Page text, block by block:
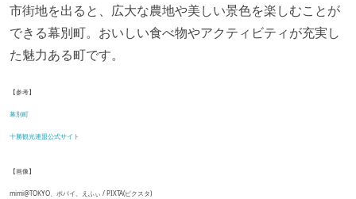
市街地を出ると、広大な農地や美しい景色を楽しむことが
できる幕別町。おいしい食べ物やアクティビティが充実し
た魅力ある町です。
【参考】
幕別町
十勝観光連盟公式サイト
【画像】
mimi@TOKYO、ポパイ、えふぃ / PIXTA(ピクスタ)